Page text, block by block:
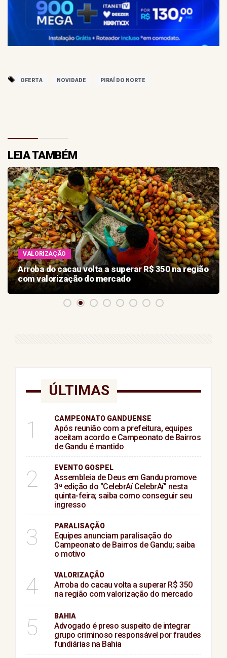
OFERTA NOVIDADE PIRAÍ DO NORTE
LEIA TAMBÉM
VALORIZAÇÃO
Arroba do cacau volta a superar R$ 350 na região
com valorização do mercado
ÚLTIMAS
1 CAMPEONATO GANDUENSE
Após reunião com a prefeitura, equipes
aceitam acordo e Campeonato de Bairros
de Gandu é mantido
2 EVENTO GOSPEL
Assembleia de Deus em Gandu promove
3ª edição do "CelebrAí CelebrAí" nesta
quinta-feira; saiba como conseguir seu
ingresso
3 PARALISAÇÃO
Equipes anunciam paralisação do
Campeonato de Bairros de Gandu; saiba
o motivo
4 VALORIZAÇÃO
Arroba do cacau volta a superar R$ 350
na região com valorização do mercado
5 BAHIA
Advogado é preso suspeito de integrar
grupo criminoso responsável por fraudes
fundiárias na Bahia